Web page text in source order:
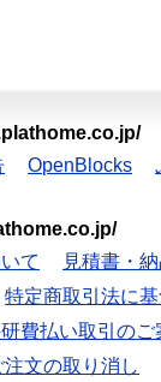
OpenBlocks
て
見積書・
特定商取引法に
費払い取引のご
注文の取り消し